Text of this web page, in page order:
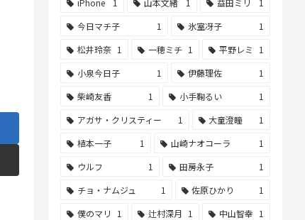
今日マチ子
1 氷室冴子
1
松井玲奈 1 一穂ミチ 1 平野レミ
1
小泉今日子
1 伊藤理佐
1
柴崎友香
1 小手鞠るい
1
アガサ・クリスティー
1 大童澄瞳
1
植本一子
1 山崎ナオコーラ
1
ウルフ
1 田房永子
1
チョ・ナムジュ
1 佐原ひかり
1
僕のマリ
1 辻村深月 1 中山智幸 1